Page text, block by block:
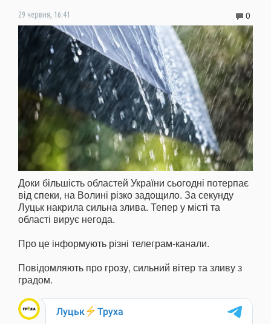
29 червня, 16:41 0
Доки більшість областей України сьогодні потерпає
від спеки, на Волині різко задощило. За секунду
Луцьк накрила сильна злива. Тепер у місті та
області вирує негода.
Про це інформують різні телеграм-канали.
Повідомляють про грозу, сильний вітер та зливу з
градом.